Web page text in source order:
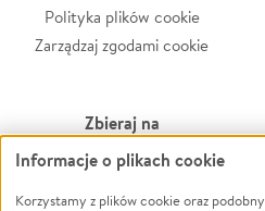
Polityka plików cookie
Zarządzaj zgodami cookie
Zbieraj na
Leczenie
Zwierzęta
Informacje o plikach cookie
Korzystamy z plików cookie oraz